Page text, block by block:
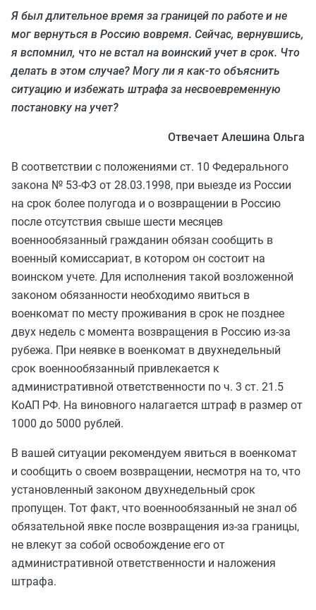
Я был длительное время за границей по работе и не
мог вернуться в Россию вовремя. Сейчас, вернувшись,
я вспомнил, что не встал на воинский учет в срок. Что
делать в этом случае? Могу ли я как-то объяснить
ситуацию и избежать штрафа за несвоевременную
постановку на учет?
Отвечает Алешина Ольга
В соответствии с положениями ст. 10 Федерального
закона № 53-ФЗ от 28.03.1998, при выезде из России
на срок более полугода и о возвращении в Россию
после отсутствия свыше шести месяцев
военнообязанный гражданин обязан сообщить в
военный комиссариат, в котором он состоит на
воинском учете. Для исполнения такой возложенной
законом обязанности необходимо явиться в
военкомат по месту проживания в срок не позднее
двух недель с момента возвращения в Россию из-за
рубежа. При неявке в военкомат в двухнедельный
срок военнообязанный привлекается к
административной ответственности по ч. 3 ст. 21.5
КоАП РФ. На виновного налагается штраф в размер от
1000 до 5000 рублей.
В вашей ситуации рекомендуем явиться в военкомат
и сообщить о своем возвращении, несмотря на то, что
установленный законом двухнедельный срок
пропущен. Тот факт, что военнообязанный не знал об
обязательной явке после возвращения из-за границы,
не влекут за собой освобождение его от
административной ответственности и наложения
штрафа.